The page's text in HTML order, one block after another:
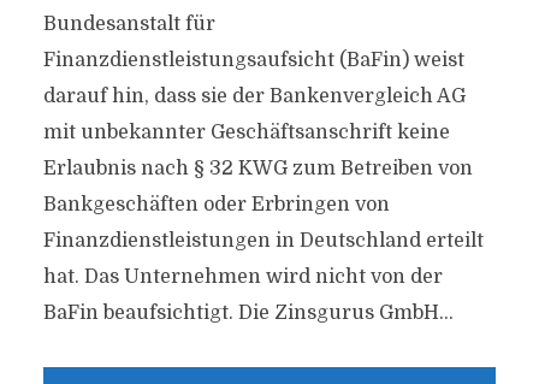
Bundesanstalt für
Finanzdienstleistungsaufsicht (BaFin) weist
darauf hin, dass sie der Bankenvergleich AG
mit unbekannter Geschäftsanschrift keine
Erlaubnis nach § 32 KWG zum Betreiben von
Bankgeschäften oder Erbringen von
Finanzdienstleistungen in Deutschland erteilt
hat. Das Unternehmen wird nicht von der
BaFin beaufsichtigt. Die Zinsgurus GmbH...